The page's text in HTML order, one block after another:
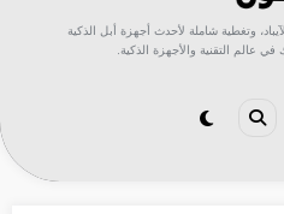
وتغطية شاملة لأحدث أجهزة أبل الذكية
عالم التقنية والأجهزة الذكية.